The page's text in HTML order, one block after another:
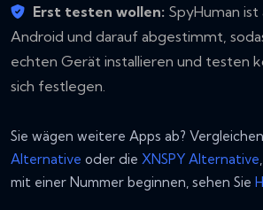
Erst testen wollen: SpyHuman ist
Android und darauf abgestimmt,
echten Gerät installieren und testen
sich festlegen.
Sie wägen weitere Apps ab?
Alternative oder die XNSPY Alternative
mit einer Nummer beginnen, sehen Sie